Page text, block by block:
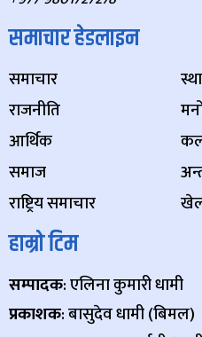
समाचार हेडलाइन
समाचार
राजनीति
आर्थिक
समाज
राष्ट्रिय समाचार
हाम्रो टिम
सम्पादक: एलिना कुमारी धामी
प्रकाशक: बासुदेव धामी (बिमल)